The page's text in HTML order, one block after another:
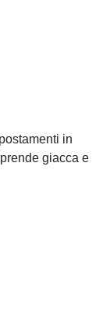
in
giacca e